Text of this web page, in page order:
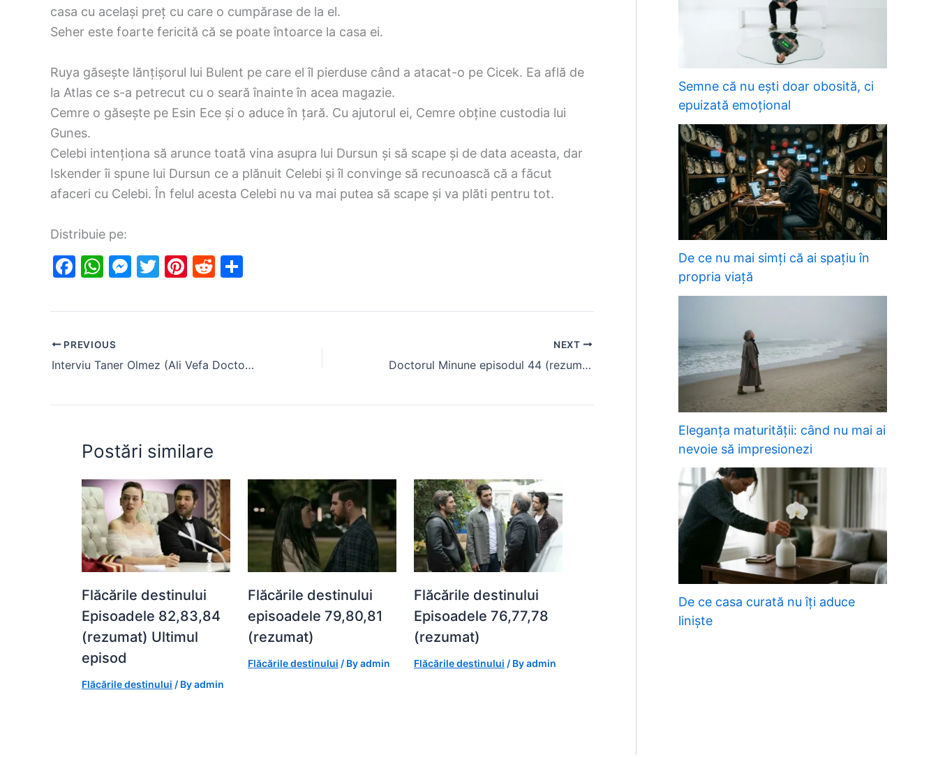
casa cu același preț cu care o cumpărase de la el.
Seher este foarte fericită că se poate întoarce la casa ei.
Ruya găsește lănțișorul lui Bulent pe care el îl pierduse când a atacat-o pe Cicek. Ea află de
la Atlas ce s-a petrecut cu o seară înainte în acea magazie.
Cemre o găsește pe Esin Ece și o aduce în țară. Cu ajutorul ei, Cemre obține custodia lui
Gunes.
Celebi intenționa să arunce toată vina asupra lui Dursun și să scape și de data aceasta, dar
Iskender îi spune lui Dursun ce a plănuit Celebi și îl convinge să recunoască că a făcut
afaceri cu Celebi. În felul acesta Celebi nu va mai putea să scape și va plăti pentru tot.
Distribuie pe:
F
c
b
o
o
W
at
A
p
p
M
s
e
n
g
T
itt
Pi
er
st
R
d
t
ar
PREVIOUS
Interviu Taner Olmez (Ali Vefa Doctorul Minune)
NEXT
Doctorul Minune episodul 44 (rezumat) Ferman trebuie sa concedieze trei rezidenti
Postări similare
Flăcările destinului
Episoadele 82,83,84
(rezumat) Ultimul
episod
Flăcările destinului / Byadmin
Flăcările destinului
episoadele 79,80,81
(rezumat)
Flăcările destinului / Byadmin
Flăcările destinului
Episoadele 76,77,78
(rezumat)
Flăcările destinului / Byadmin
Semne că nu ești doar obosită, ci
epuizată emoțional
De ce nu mai simți că ai spațiu în
propria viață
Eleganța maturității: când nu mai ai
nevoie să impresionezi
De ce casa curată nu îți aduce
liniște